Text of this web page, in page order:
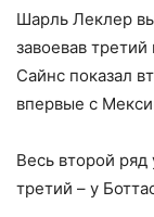
Шарль Леклер
завоевав
Сайнс показал
впервые с
Весь второй
третий – у